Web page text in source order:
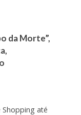
da Morte”,
Shopping até